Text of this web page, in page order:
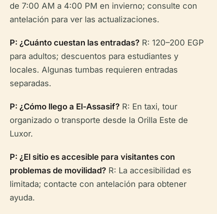
de 7:00 AM a 4:00 PM en invierno; consulte con
antelación para ver las actualizaciones.
P: ¿Cuánto cuestan las entradas? R: 120–200 EGP
para adultos; descuentos para estudiantes y
locales. Algunas tumbas requieren entradas
separadas.
P: ¿Cómo llego a El-Assasif? R: En taxi, tour
organizado o transporte desde la Orilla Este de
Luxor.
P: ¿El sitio es accesible para visitantes con
problemas de movilidad? R: La accesibilidad es
limitada; contacte con antelación para obtener
ayuda.